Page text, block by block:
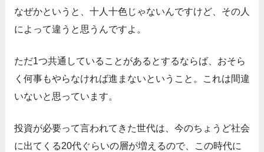
なぜかというと、十人十色じゃないんですけど、その人
によって違うと思うんですよ。
ただ1つ共通していることがあるとするならば、おそら
く何事もやらなければ進まないということ。これは間違
いないと思っています。
投資が必要って言われてきた世代は、今のちょうど社会
に出てくる20代ぐらいの層が増えるので、この時代に